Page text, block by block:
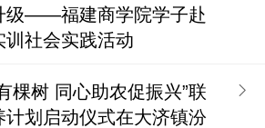
级——福建商学院学子赴
训社会实践活动
棵树 同心助农促振兴”联
计划启动仪式在大济镇汾